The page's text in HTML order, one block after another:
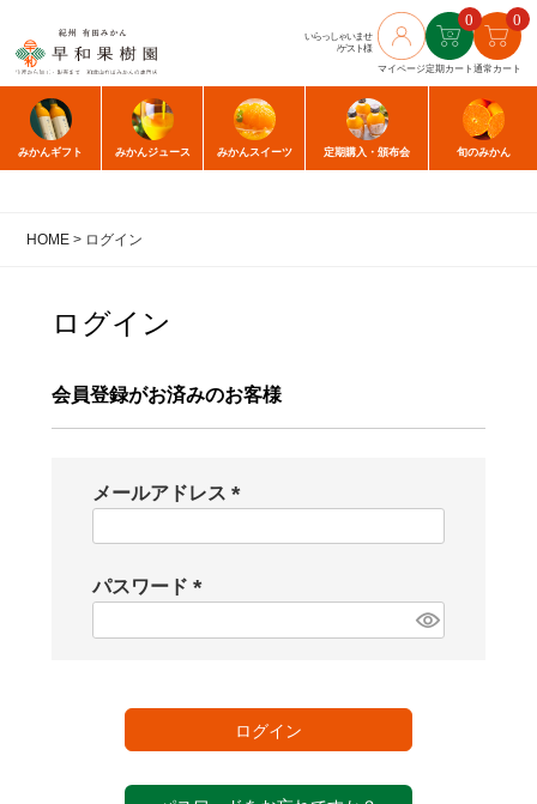
いらっしゃいませ
/ゲスト様
マイページ
0
定期カート
0
通常カート
みかんギフト みかんジュース みかんスイーツ 定期購入 ・頒布会 旬のみかん
HOME ログイン
ログイン
会員登録がお済みのお客様
メールアドレス
)
パスワード
必
ログイン